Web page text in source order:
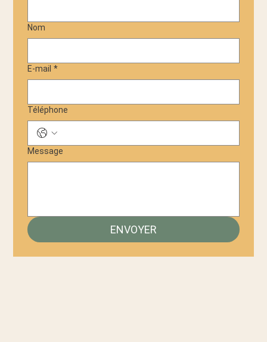
Nom
E-mail *
Téléphone
Message
ENVOYER